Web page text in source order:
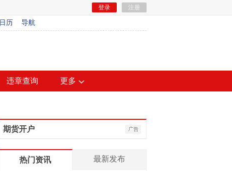
注册
登录
日历 导航
违章查询 更多
期货开户
热门资讯 最新发布